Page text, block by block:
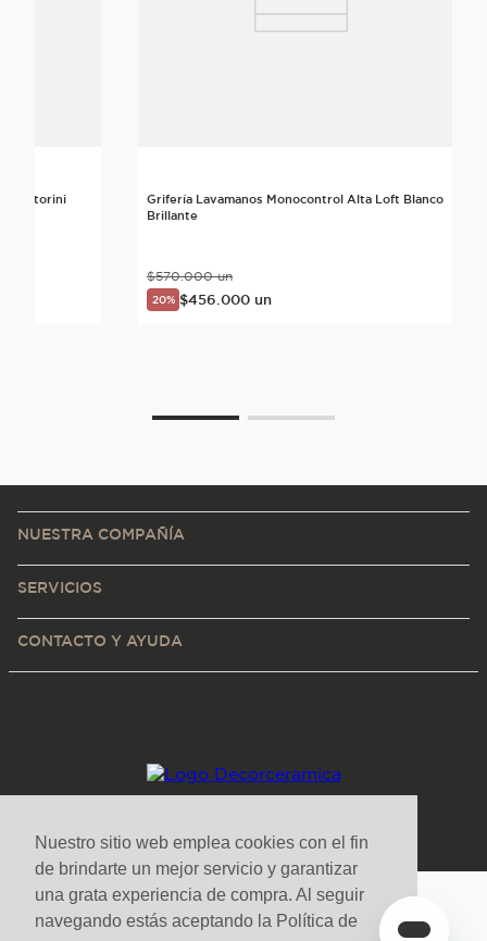
Nuestro sitio web emplea cookies con el fin
de brindarte un mejor servicio y garantizar
una grata experiencia de compra. Al seguir
navegando estás aceptando la Política de
Santorini
Grifería Lavamanos Monocontrol Alta Loft Blanco
Brillante
$570.000 un
20% $456 000 un
NUESTRA COMPAÑÍA
SERVICIOS
CONTACTO Y AYUDA
Medios de pago y sitio seguro